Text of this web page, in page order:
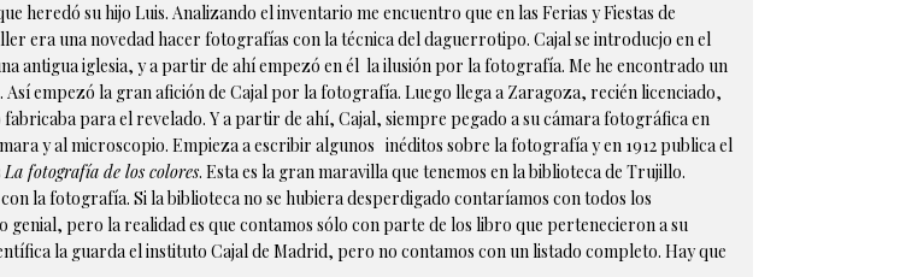
heredó su hijo Luis. Analizando el inventario me encuentro que en las Ferias y Fiestas de
era una novedad hacer fotografías con la técnica del daguerrotipo. Cajal se introducjo en el
antigua iglesia, y a partir de ahí empezó en él la ilusión por la fotografía. Me he encontrado un
empezó la gran afición de Cajal por la fotografía. Luego llega a Zaragoza, recién licenciado,
para el revelado. Y a partir de ahí, Cajal, siempre pegado a su cámara fotográfica en
y al microscopio. Empieza a escribir algunos inéditos sobre la fotografía y en 1912 publica el
La fotografía de los colores. Esta es la gran maravilla que tenemos en la biblioteca de Trujillo.
la fotografía. Si la biblioteca no se hubiera desperdigado contaríamos con todos los
pero la realidad es que contamos sólo con parte de los libro que pertenecieron a su
la guarda el instituto Cajal de Madrid, pero no contamos con un listado completo. Hay que